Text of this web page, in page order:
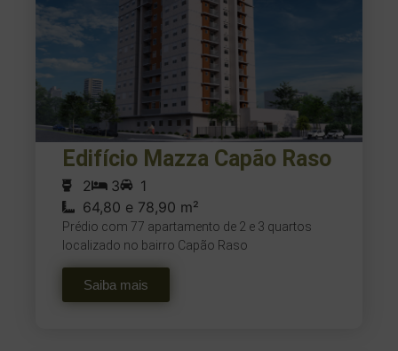
Edifício Mazza Capão Raso
2 3
1
64,80 e 78,90 m²
Prédio com 77 apartamento de 2 e 3 quartos
localizado no bairro Capão Raso
Saiba mais